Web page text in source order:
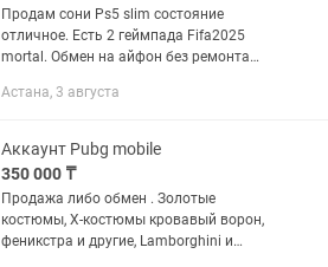
Продам сони Ps5 slim состояние
отличное. Есть 2 геймпада Fifa2025
mortal. Обмен на айфон без ремонта
Астана, 3 августа
Аккаунт Pubg mobile
350 000 ₸
Продажа либо обмен . Золотые
костюмы, Х-костюмы кровавый ворон,
феникстра и другие, Lamborghini и